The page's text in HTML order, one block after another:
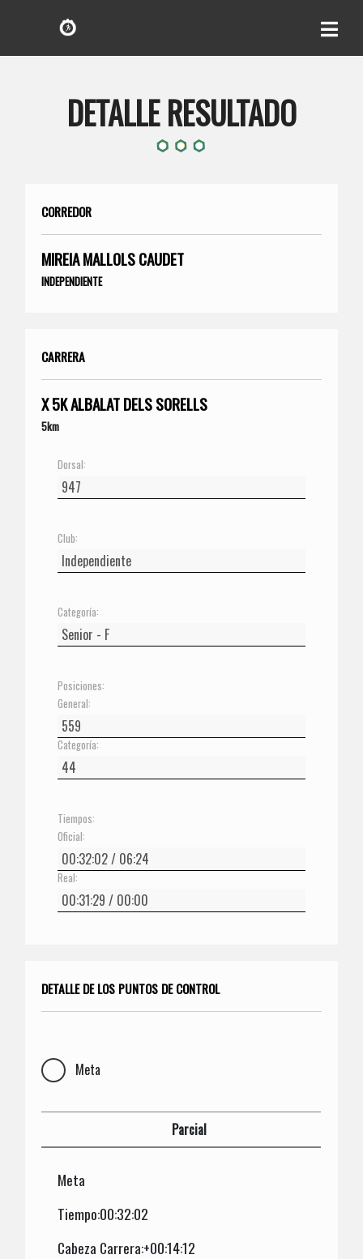
DETALLE RESULTADO
CORREDOR
MIREIA MALLOLS CAUDET
INDEPENDIENTE
CARRERA
X 5K ALBALAT DELS SORELLS
5km
Dorsal:
Club:
Categoría:
Posiciones:
General:
Categoría:
Tiempos:
Oficial:
Real:
DETALLE DE LOS PUNTOS DE CONTROL
Meta
Parcial
Meta
Tiempo:00:32:02
Cabeza Carrera:+00:14:12